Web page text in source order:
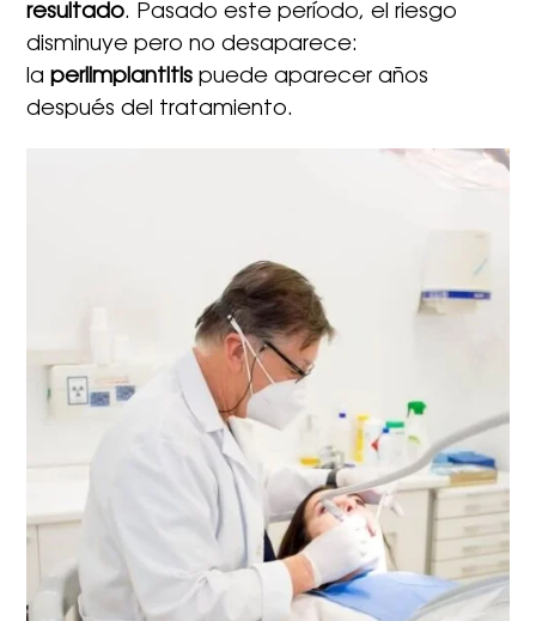
resultado. Pasado este período, el riesgo
disminuye pero no desaparece:
la periimplantitis puede aparecer años
después del tratamiento.